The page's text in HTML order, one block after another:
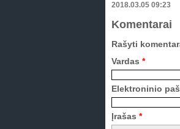
2018.03.05 09:23
Komentarai
Rašyti
Vardas *
Elektroninio
Įrašas *